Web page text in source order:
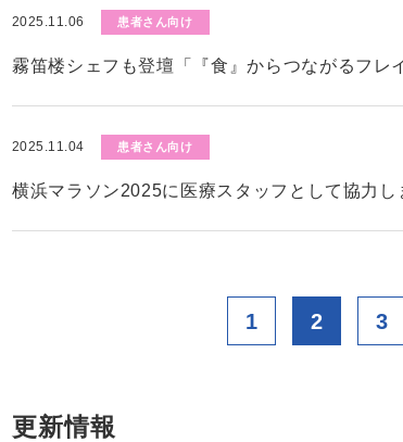
2025.11.06 患者さん向け
霧笛楼シェフも登壇「『食』からつながるフレ
2025.11.04 患者さん向け
横浜マラソン2025に医療スタッフとして協力し
1 2 3
更新情報